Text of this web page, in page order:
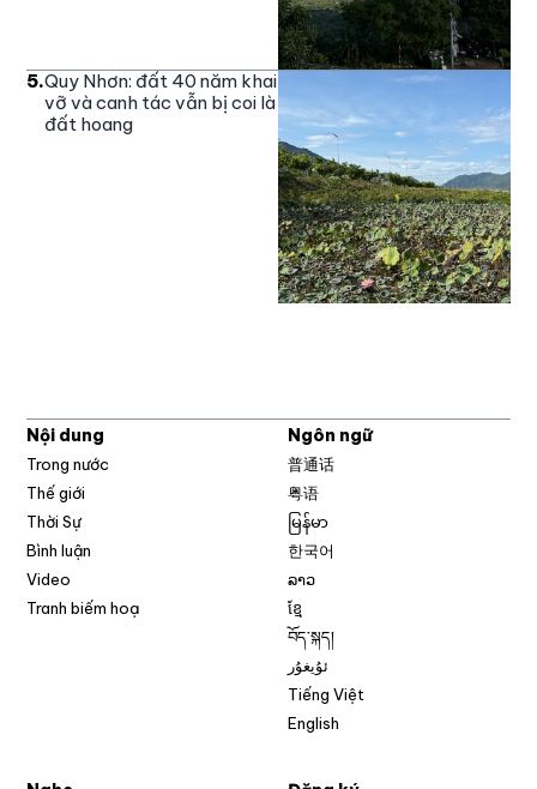
5.Quy Nhơn: đất 40 năm khai
vỡ và canh tác vẫn bị coi là
đất hoang
Nội dung
Trong nước
Thế giới
Thời Sự
Bình luận
Video
Tranh biếm hoạ
Ngôn ngữ
普通话
粤语
မြန်မာ
한국어
ລາວ
ខ្មែ
བོད་སྐད།
ئۇيغۇر
Tiếng Việt
English